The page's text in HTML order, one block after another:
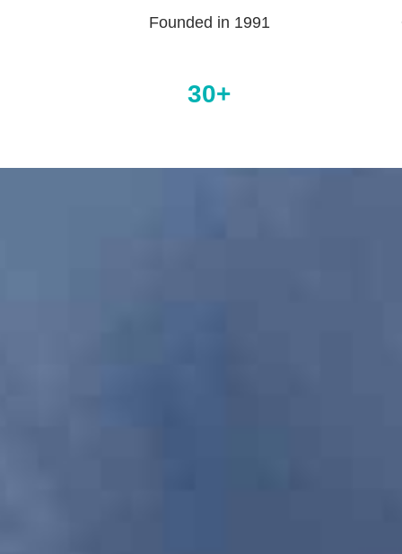
Founded in 1991
30+